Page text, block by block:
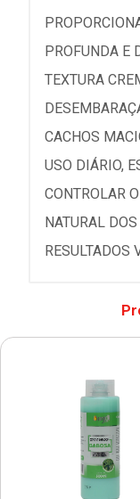
PROFUNDA E
TEXTURA
CACHOS
USO DIÁRIO,
CONTROLAR
NATURAL
RESULTADOS